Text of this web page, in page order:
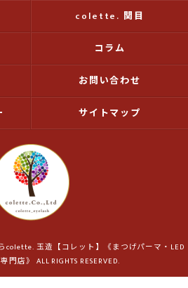
colette. 関目
コラム
お問い合わせ
サイトマップ
colette. 玉造【コレット】《まつげパーマ・LED
門店》 ALL RIGHTS RESERVED.